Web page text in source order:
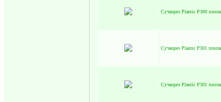
Сучкорез Plantic P300
Сучкорез Plantic P301
Сучкорез Plantic P301